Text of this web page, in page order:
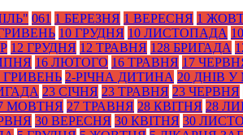
061 1 БЕРЕЗНЯ 1 ВЕРЕСНЯ 1
10 ГРУДНЯ 10 ЛИСТОПАДА
12 ГРУДНЯ 12 ТРАВНЯ 128 БРИГАДА
16 ЛЮТОГО 16 ТРАВНЯ 17
ГРИВЕНЬ 2-РІЧНА ДИТИНА 20 ДНІВ
23 СІЧНЯ 23 ТРАВНЯ 23 ЧЕРВНЯ
МОВТНЯ 27 ТРАВНЯ 28 КВІТНЯ 28
30 ВЕРЕСНЯ 30 КВІТНЯ 30